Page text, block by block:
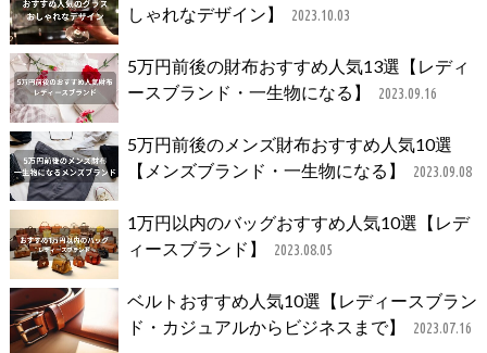
しゃれなデザイン】
2023.10.03
5万円前後の財布おすすめ人気13選【レディ
ースブランド・一生物になる】
2023.09.16
5万円前後のメンズ財布おすすめ人気10選
【メンズブランド・一生物になる】
2023.09.08
1万円以内のバッグおすすめ人気10選【レデ
ィースブランド】
2023.08.05
ベルトおすすめ人気10選【レディースブラン
ド・カジュアルからビジネスまで】
2023.07.16